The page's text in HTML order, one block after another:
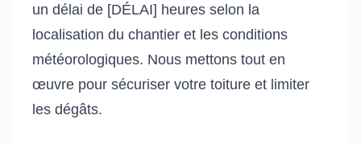
un délai de [DÉLAI] heures selon la
localisation du chantier et les conditions
météorologiques. Nous mettons tout en
œuvre pour sécuriser votre toiture et limiter
les dégâts.